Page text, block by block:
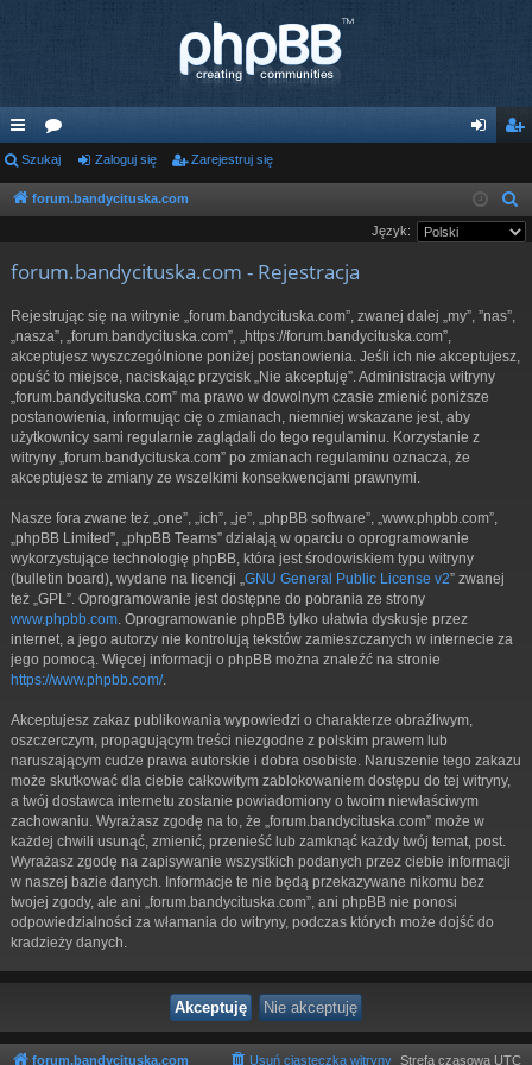
ię
ce
…
or
a og ej
es
Szukaj Zaloguj się Zarejestruj się
forum.bandycituska.com
z
Język:
forum.bandycituska.com - Rejestracja
Rejestrując się na witrynie „forum.bandycituska.com”, zwanej dalej „my”, ”nas”,
„nasza”, „forum.bandycituska.com”, „https://forum.bandycituska.com”,
akceptujesz wyszczególnione poniżej postanowienia. Jeśli ich nie akceptujesz,
opuść to miejsce, naciskając przycisk „Nie akceptuję”. Administracja witryny
„forum.bandycituska.com” ma prawo w dowolnym czasie zmienić poniższe
postanowienia, informując cię o zmianach, niemniej wskazane jest, aby
użytkownicy sami regularnie zaglądali do tego regulaminu. Korzystanie z
witryny „forum.bandycituska.com” po zmianach regulaminu oznacza, że
akceptujesz te zmiany ze wszelkimi konsekwencjami prawnymi.
Nasze fora zwane też „one”, „ich”, „je”, „phpBB software”, „www.phpbb.com”,
„phpBB Limited”, „phpBB Teams” działają w oparciu o oprogramowanie
wykorzystujące technologię phpBB, która jest środowiskiem typu witryny
(bulletin board), wydane na licencji „ GNU General Public License v2” zwanej
też „GPL”. Oprogramowanie jest dostępne do pobrania ze strony
www.phpbb.com . Oprogramowanie phpBB tylko ułatwia dyskusje przez
internet, a jego autorzy nie kontrolują tekstów zamieszczanych w internecie za
jego pomocą. Więcej informacji o phpBB można znaleźć na stronie
https://www.phpbb.com/.
Akceptujesz zakaz publikowania wypowiedzi o charakterze obraźliwym,
oszczerczym, propagującym treści niezgodne z polskim prawem lub
naruszającym cudze prawa autorskie i dobra osobiste. Naruszenie tego zakazu
może skutkować dla ciebie całkowitym zablokowaniem dostępu do tej witryny,
a twój dostawca internetu zostanie powiadomiony o twoim niewłaściwym
zachowaniu. Wyrażasz zgodę na to, że „forum.bandycituska.com” może w
każdej chwili usunąć, zmienić, przenieść lub zamknąć każdy twój temat, post.
Wyrażasz zgodę na zapisywanie wszystkich podanych przez ciebie informacji
w naszej bazie danych. Informacje te nie będą przekazywane nikomu bez
twojej zgody, ale ani „forum.bandycituska.com”, ani phpBB nie ponosi
odpowiedzialności za włamania do witryny, podczas których może dojść do
kradzieży danych.
forum.bandycituska.com Strefa czasowa UTC
Usuń ciasteczka witryny